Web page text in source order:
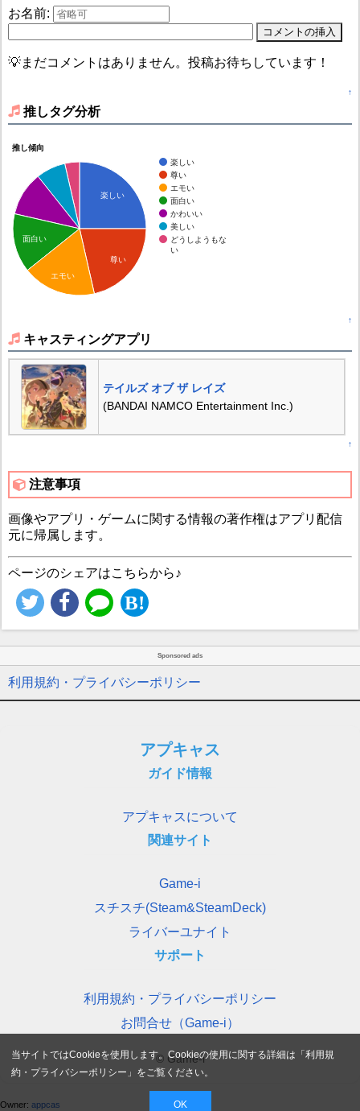
お名前:
💡まだコメントはありません。投稿お待ちしています！
↑
推しタグ分析
推し傾向
楽しい
尊い
エモい
面白い
かわいい
美しい
どうしようもな
い
楽しい
尊い
面白い
エモい
↑
キャスティングアプリ
テイルズ オブ ザ レイズ
(BANDAI NAMCO Entertainment Inc.)
↑
注意事項
画像やアプリ・ゲームに関する情報の著作権はアプリ配信
元に帰属します。
ページのシェアはこちらから♪
Sponsored ads
利用規約・プライバシーポリシー
アプキャス
ガイド情報
アプキャスについて
関連サイト
Game-i
スチスチ(Steam&SteamDeck)
ライバーユナイト
サポート
利用規約・プライバシーポリシー
お問合せ（Game-i）
© Game-i
Owner: appcas
当サイトではCookieを使用します。Cookieの使用に関する詳細は「利用規
約・プライバシーポリシー 」をご覧ください。
OK